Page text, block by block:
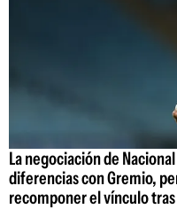
La negociación de
diferencias con Gremio,
recomponer el vínculo